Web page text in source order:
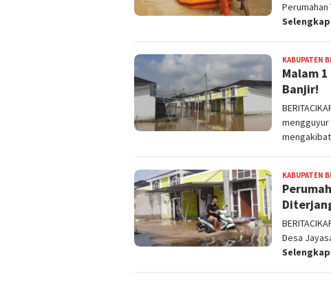
KABUPATEN
Malam
Banjir!
mengguyur
KABUPATEN
Desa